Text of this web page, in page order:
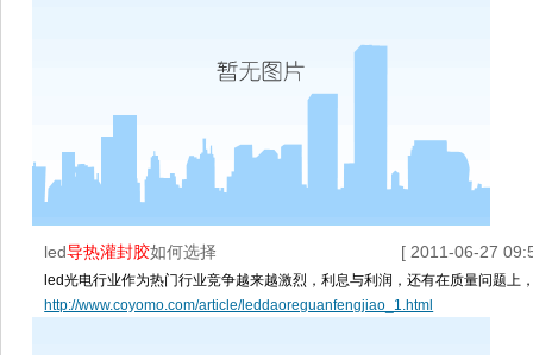
led导热灌封胶如何选择 [ 2011-06-27
led光电行业作为热门行业竞争越来越激烈，利息与利润，还有在质量问题上
http://www.coyomo.com/article/leddaoreguanfengjiao_1.html